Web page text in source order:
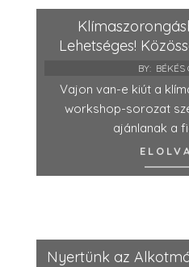
Lehetséges!
BY: BÉKÉS
Vajon van-e kiút a
workshop-sorozat
ajánlanak a
Nyertünk az